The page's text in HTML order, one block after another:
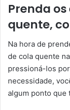
Prenda
quente,
Na hora de
de cola quente
pressioná-los
necessidade,
algum ponto que